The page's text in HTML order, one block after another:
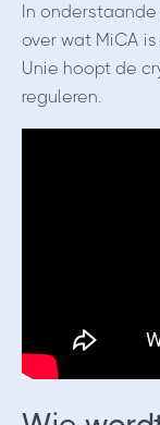
In
over wat MiCA
Unie hoopt de
reguleren.